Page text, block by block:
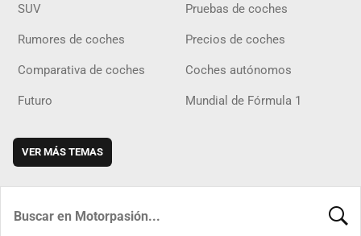
SUV Pruebas de coches
Rumores de coches Precios de coches
Comparativa de coches Coches autónomos
Futuro Mundial de Fórmula 1
VER MÁS TEMAS